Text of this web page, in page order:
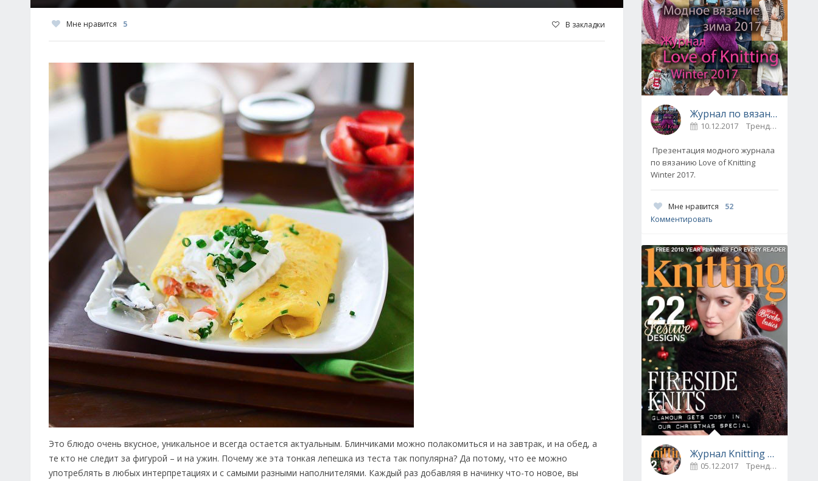
Мне нравится 5 В закладки
Это блюдо очень вкусное, уникальное и всегда остается актуальным. Блинчиками можно полакомиться и на завтрак, и на обед, а
те кто не следит за фигурой – и на ужин. Почему же эта тонкая лепешка из теста так популярна? Да потому, что ее можно
употреблять в любых интерпретациях и с самыми разными наполнителями. Каждый раз добавляя в начинку что-то новое, вы
Журнал по вязанию Love of Knitting выпуск Зима 2017
10.12.2017 Тренды / Вдохновение
Презентация модного журнала
по вязанию Love of Knitting
Winter 2017.
Мне нравится
52
Комментировать
Журнал Knitting № 175, декабрь 2017
05.12.2017 Тренды